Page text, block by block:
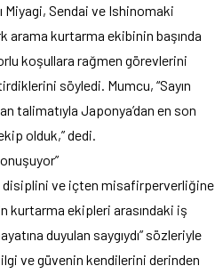
Miyagi, Sendai ve Ishinomaki
arama kurtarma ekibinin başında
koşullara rağmen görevlerini
söyledi. Mumcu, “Sayın
talimatıyla Japonya’dan en son
olduk,” dedi.
disiplini ve içten misafirperverliğine
kurtarma ekipleri arasındaki iş
duyulan saygıydı” sözleriyle
ve güvenin kendilerini derinden